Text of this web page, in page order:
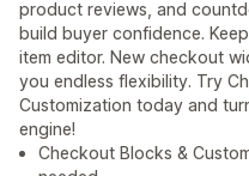
product reviews, and
build buyer confidence.
item editor. New checkout
you endless flexibility. Try
Customization today and
engine!
Checkout Blocks &